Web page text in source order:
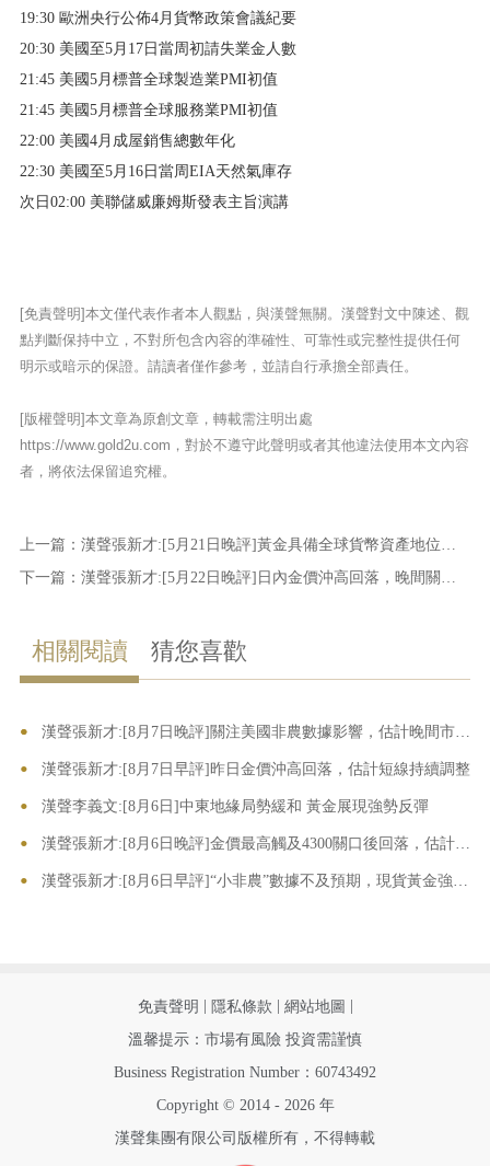
19:30 歐洲央行公佈4月貨幣政策會議紀要
20:30 美國至5月17日當周初請失業金人數
21:45 美國5月標普全球製造業PMI初值
21:45 美國5月標普全球服務業PMI初值
22:00 美國4月成屋銷售總數年化
22:30 美國至5月16日當周EIA天然氣庫存
次日02:00 美聯儲威廉姆斯發表主旨演講
[免責聲明]本文僅代表作者本人觀點，與漢聲無關。漢聲對文中陳述、觀
點判斷保持中立，不對所包含內容的準確性、可靠性或完整性提供任何
明示或暗示的保證。請讀者僅作參考，並請自行承擔全部責任。
[版權聲明]本文章為原創文章，轉載需注明出處
https://www.gold2u.com，對於不遵守此聲明或者其他違法使用本文內容
者，將依法保留追究權。
上一篇： 漢聲張新才:[5月21日晚評]黃金具備全球貨幣資產地位，美元持續下滑推動金價上漲
下一篇： 漢聲張新才:[5月22日晚評]日內金價沖高回落，晚間關注數據影響
相關閱讀 猜您喜歡
•
• 漢聲張新才:[8月7日晚評]關注美國非農數據影響，估計晚間市場波動加劇
• 漢聲張新才:[8月7日早評]昨日金價沖高回落，估計短線持續調整
• 漢聲李義文:[8月6日]中東地緣局勢緩和 黃金展現強勢反彈
• 漢聲張新才:[8月6日晚評]金價最高觸及4300關口後回落，估計高位區域需要重新整理
• 漢聲張新才:[8月6日早評]“小非農”數據不及預期，現貨黃金強勢上漲
免責聲明 隱私條款 網站地圖
溫馨提示：市場有風險 投資需謹慎
Business Registration Number：60743492
Copyright © 2014 - 2026 年
漢聲集團有限公司版權所有，不得轉載